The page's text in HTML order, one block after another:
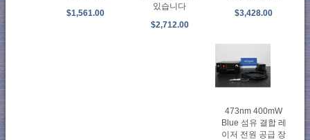
$1,561.00
있습니다
$2,712.00
$3,428.00
473nm 400mW
Blue 섬유 결합 레
이저 전원 공급 장